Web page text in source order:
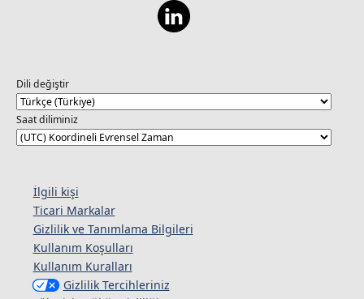
Dili değiştir
Saat diliminiz
İlgili kişi
Ticari Markalar
Gizlilik ve Tanımlama Bilgileri
Kullanım Koşulları
Kullanım Kuralları
Gizlilik Tercihleriniz